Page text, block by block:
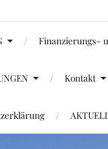
Finanzierungs-
Kontakt